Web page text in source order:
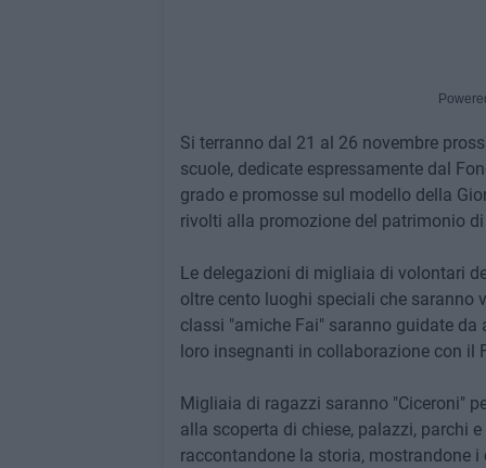
Si terranno dal 21 al 26 novembre
scuole, dedicate espressamente dal
grado e promosse sul modello della
rivolti alla promozione del patrimonio
Le delegazioni di migliaia di volontari
oltre cento luoghi speciali che saranno
classi "amiche Fai" saranno guidate
loro insegnanti in collaborazione con il
Migliaia di ragazzi saranno "Ciceroni"
alla scoperta di chiese, palazzi, parchi
raccontandone la storia, mostrandone